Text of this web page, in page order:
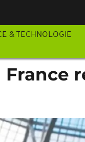
& TECHNOLOGIE
France